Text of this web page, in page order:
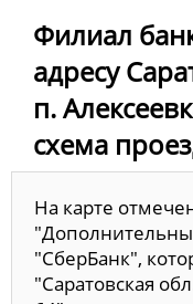
Филиал
адресу
п.
схема
На карте
"СберБанк",
"Саратовская